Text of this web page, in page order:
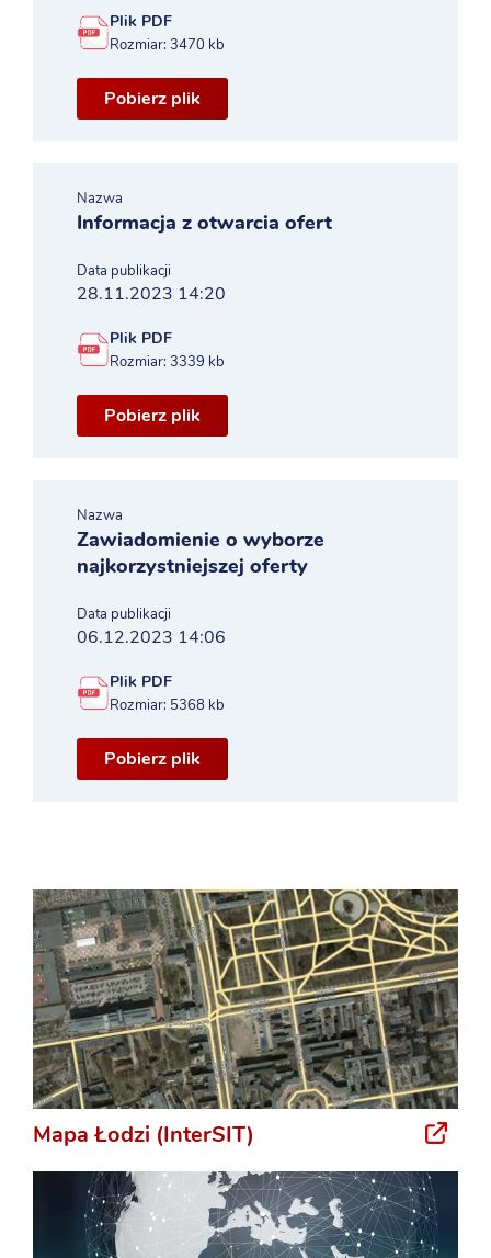
Plik PDF
Rozmiar: 3470 kb
Pobierz plik
Nazwa
Informacja z otwarcia ofert
Data publikacji
28.11.2023 14:20
Plik PDF
Rozmiar: 3339 kb
Pobierz plik
Nazwa
Zawiadomienie o wyborze
najkorzystniejszej oferty
Data publikacji
06.12.2023 14:06
Plik PDF
Rozmiar: 5368 kb
Pobierz plik
Mapa Łodzi (InterSIT)